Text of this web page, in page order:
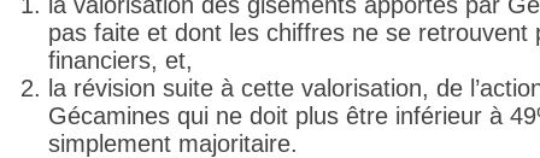
pas faite et dont les chiffres ne se retrouvent
financiers, et,
la révision suite à cette valorisation, de
Gécamines qui ne doit plus être inférieur à
simplement majoritaire.